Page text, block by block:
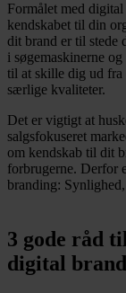
Formålet med
kendskabet til din
dit brand er til stede
i søgemaskinerne
til at skille dig ud
særlige kvaliteter.
Det er vigtigt at
salgsfokuseret
om kendskab til dit
forbrugerne. Derfor
branding:
3 gode råd
digital